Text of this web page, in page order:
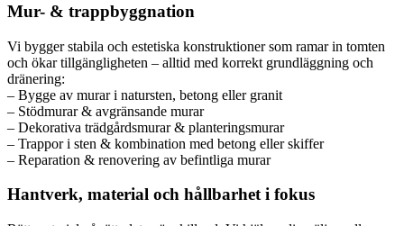
Mur- & trappbyggnation
Vi bygger stabila och estetiska konstruktioner som ramar in tomten
och ökar tillgängligheten – alltid med korrekt grundläggning och
dränering:
– Bygge av murar i natursten, betong eller granit
– Stödmurar & avgränsande murar
– Dekorativa trädgårdsmurar & planteringsmurar
– Trappor i sten & kombination med betong eller skiffer
– Reparation & renovering av befintliga murar
Hantverk, material och hållbarhet i fokus